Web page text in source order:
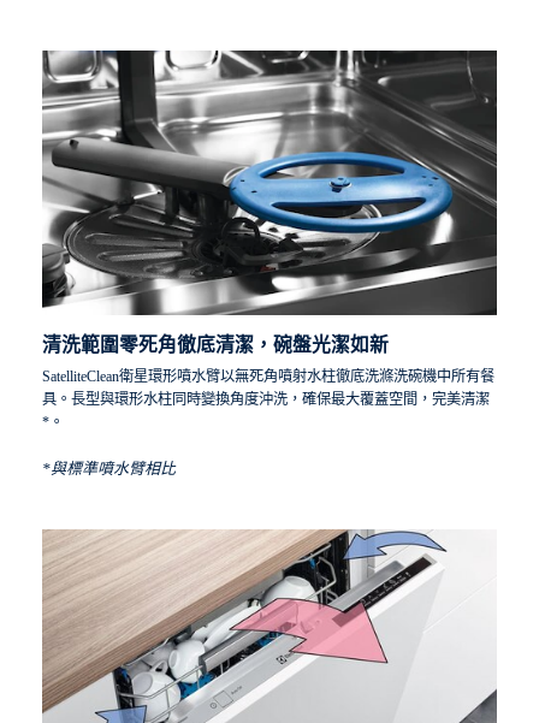
清洗範圍零死角徹底清潔，碗盤光潔如新
SatelliteClean衛星環形噴水臂以無死角噴射水柱徹底洗滌洗碗機中所有餐
具。長型與環形水柱同時變換角度沖洗，確保最大覆蓋空間，完美清潔
*。
*與標準噴水臂相比